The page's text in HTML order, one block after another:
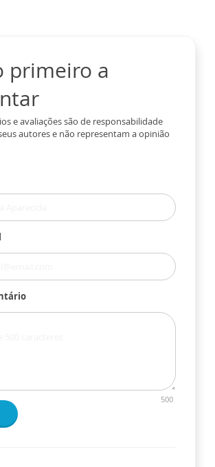
primeiro a
e avaliações são de responsabilidade
autores e não representam a opinião
500